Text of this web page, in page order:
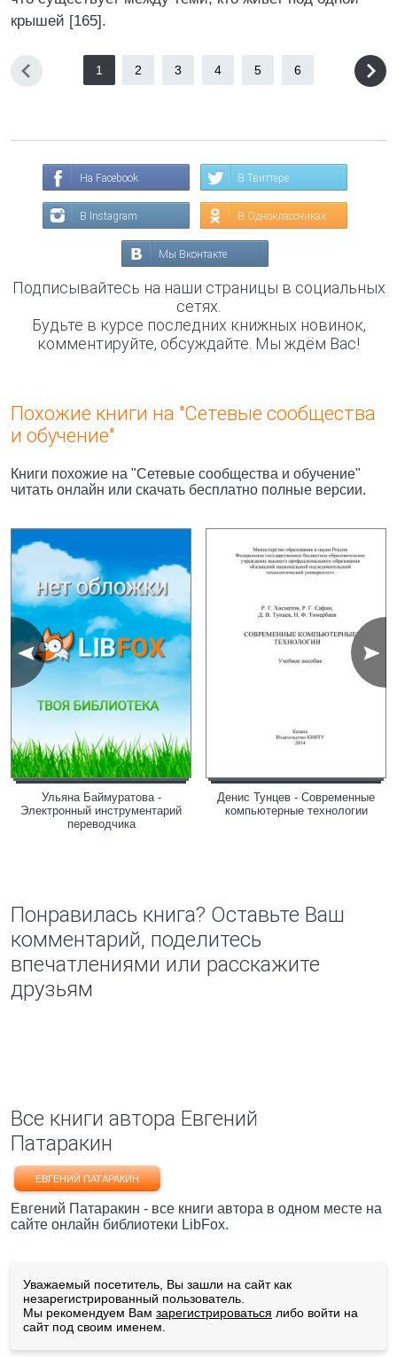
крышей [165].
1 2 3 4 5 6
На Facebook В Твиттере
В Instagram В Одноклассниках
Мы Вконтакте
Подписывайтесь на наши страницы в социальных
сетях.
Будьте в курсе последних книжных новинок,
комментируйте, обсуждайте. Мы ждём Вас!
Похожие книги на "Сетевые сообщества
и обучение"
Книги похожие на "Сетевые сообщества и обучение"
читать онлайн или скачать бесплатно полные версии.
Ульяна Баймуратова -
Электронный инструментарий
переводчика
Денис Тунцев - Современные
компьютерные технологии
Понравилась книга? Оставьте Ваш
комментарий, поделитесь
впечатлениями или расскажите
друзьям
Все книги автора Евгений
Патаракин
ЕВГЕНИЙ ПАТАРАКИН
Евгений Патаракин - все книги автора в одном месте на
сайте онлайн библиотеки LibFox.
Уважаемый посетитель, Вы зашли на сайт как
незарегистрированный пользователь.
Мы рекомендуем Вам зарегистрироваться либо войти на
сайт под своим именем.